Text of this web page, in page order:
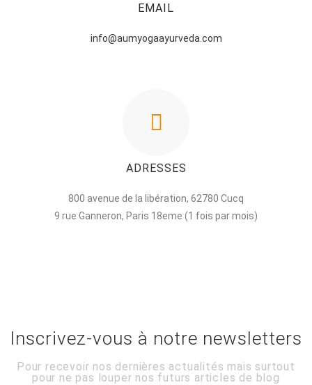
EMAIL
info@aumyogaayurveda.com
ADRESSES
800 avenue de la libération, 62780 Cucq
9 rue Ganneron, Paris 18eme (1 fois par mois)
Inscrivez-vous à notre newsletters
Pour recevoir nos dernières actualités mais surtout
pour ne pas louper nos futurs articles de blog